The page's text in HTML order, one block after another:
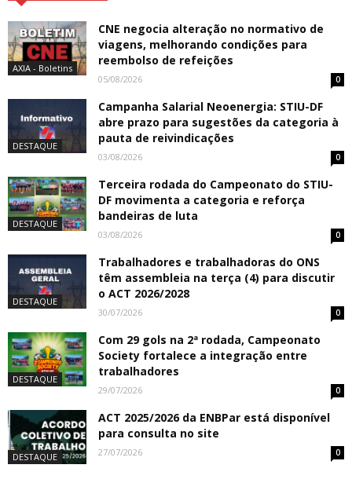
AXIA - Boletins
CNE negocia alteração no normativo de
viagens, melhorando condições para
reembolso de refeições
05/08/2026 0
DESTAQUE
Campanha Salarial Neoenergia: STIU-DF
abre prazo para sugestões da categoria à
pauta de reivindicações
03/08/2026 0
DESTAQUE
Terceira rodada do Campeonato do STIU-
DF movimenta a categoria e reforça
bandeiras de luta
03/08/2026 0
DESTAQUE
Trabalhadores e trabalhadoras do ONS
têm assembleia na terça (4) para discutir
o ACT 2026/2028
30/07/2026 0
DESTAQUE
Com 29 gols na 2ª rodada, Campeonato
Society fortalece a integração entre
trabalhadores
29/07/2026 0
DESTAQUE
ACT 2025/2026 da ENBPar está disponível
para consulta no site
27/07/2026 0